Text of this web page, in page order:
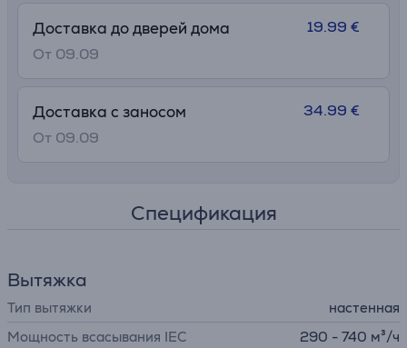
Доставка до дверей дома
От 09.09
19.99 €
Доставка с заносом
От 09.09
34.99 €
Спецификация
Вытяжка
Тип вытяжки
настенная
Мощность всасывания IEC
290 - 740 м³/ч